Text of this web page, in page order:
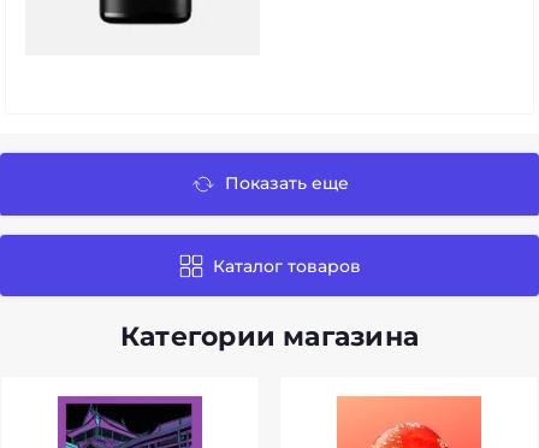
Показать еще
Каталог товаров
Категории магазина